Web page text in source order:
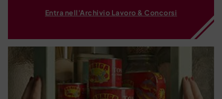
Entra nell'Archivio Lavoro & Concorsi